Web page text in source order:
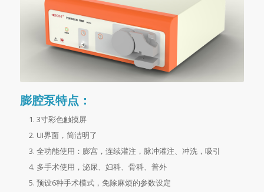
膨腔泵特点：
3寸彩色触摸屏
UI界面，简洁明了
全功能使用：膨宫，连续灌注，脉冲灌注、冲洗，吸引
多手术使用，泌尿、妇科、骨科、普外
预设6种手术模式，免除麻烦的参数设定